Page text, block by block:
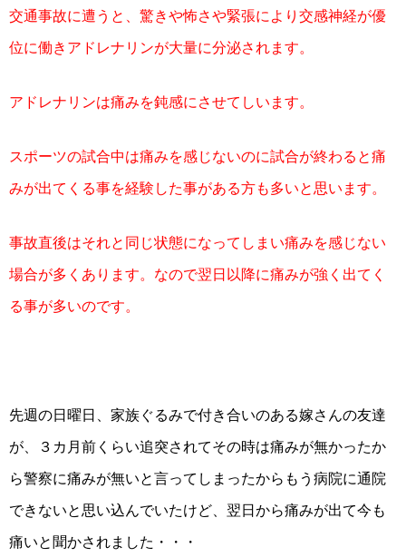
交通事故に遭うと、驚きや怖さや緊張により交感神経が優
位に働きアドレナリンが大量に分泌されます。
アドレナリンは痛みを鈍感にさせてしいます。
スポーツの試合中は痛みを感じないのに試合が終わると痛
みが出てくる事を経験した事がある方も多いと思います。
事故直後はそれと同じ状態になってしまい痛みを感じない
場合が多くあります。なので翌日以降に痛みが強く出てく
る事が多いのです。
先週の日曜日、家族ぐるみで付き合いのある嫁さんの友達
が、３カ月前くらい追突されてその時は痛みが無かったか
ら警察に痛みが無いと言ってしまったからもう病院に通院
できないと思い込んでいたけど、翌日から痛みが出て今も
痛いと聞かされました・・・